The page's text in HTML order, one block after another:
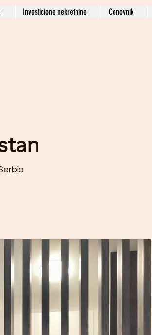
Investicione nekretnine Cenovnik